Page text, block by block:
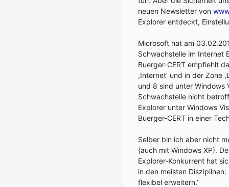
neuen Newsletter von
Explorer entdeckt,
Microsoft hat am
Schwachstelle im Internet
Buerger-CERT empfiehlt
,Internet’ und in der Zone
und 8 sind unter Windows
Schwachstelle nicht
Explorer unter Windows
Buerger-CERT in einer
Selber bin ich aber nicht
(auch mit Windows XP).
Explorer-Konkurrent hat
in den meisten
flexibel erweitern.’